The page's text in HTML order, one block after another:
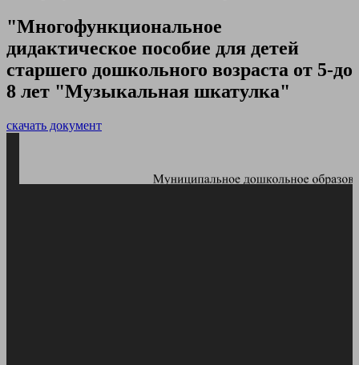
"Многофункциональное
дидактическое пособие для детей
старшего дошкольного возраста от 5-до
8 лет "Музыкальная шкатулка"
скачать документ